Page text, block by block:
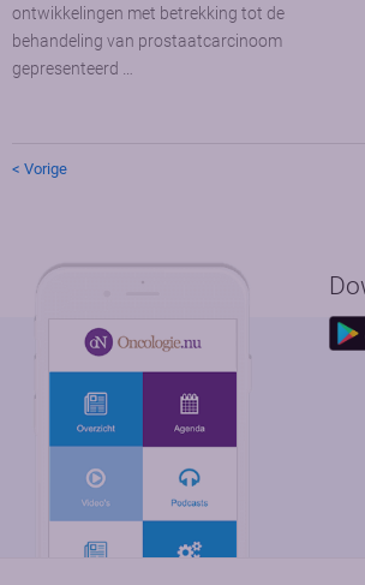
ontwikkelingen met betrekking tot de
behandeling van prostaatcarcinoom
gepresenteerd …
< Vorige